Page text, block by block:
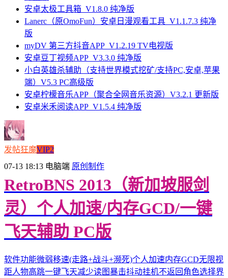
安卓太极工具箱_V1.8.0 纯净版
Lanerc（原OmoFun）安卓日漫观看工具_V1.1.7.3 纯净
版
myDV 第三方抖音APP_V1.2.19 TV电视版
安卓豆丁视频APP_V3.3.0 纯净版
小白英雄杀辅助（支持世界模式挖矿/支持PC,安卓,苹果
端）V5.3 PC高级版
安卓柠檬音乐APP（聚合全网音乐资源）V3.2.1 更新版
安卓米禾阅读APP_V1.5.4 纯净版
发帖狂魔VIP2
07-13 18:13 电脑端 原创制作
RetroBNS 2013（新加坡服剑
灵）个人加速/内存GCD/一键
飞天辅助 PC版
软件功能微弱移速(走路+战斗+濒死)个人加速内存GCD无限视
距人物高跳一键飞天减少读图暴击抖动挂机不返回角色选择界